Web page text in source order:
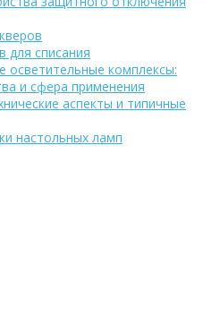
для списания
комплексы:
и сфера применения
аспекты и типичные
настольных ламп